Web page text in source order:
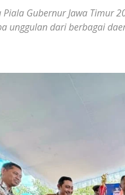
Piala Gubernur Jawa Timur
unggulan dari berbagai